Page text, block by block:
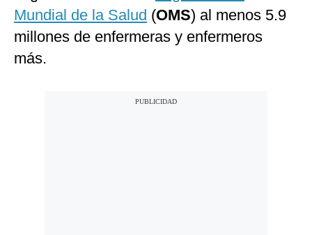
Mundial de la Salud (OMS) al menos 5.9
millones de enfermeras y enfermeros
más.